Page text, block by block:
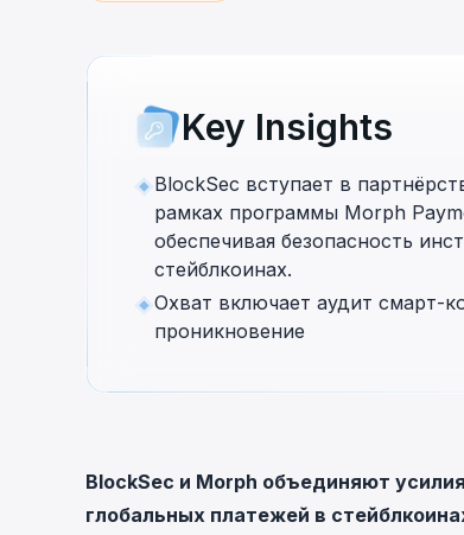
interface.
Key Insights
BlockSec вступает в
рамках программы Morph
обеспечивая безопасность
стейблкоинах.
Охват включает аудит смарт-
проникновение
BlockSec и Morph объединяют
глобальных платежей в